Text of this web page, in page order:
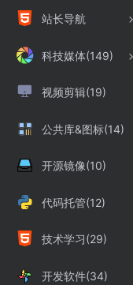
站长导航
科技媒体(149)
视频剪辑(19)
公共库&图标(14)
开源镜像(10)
代码托管(12)
技术学习(29)
开发软件(34)